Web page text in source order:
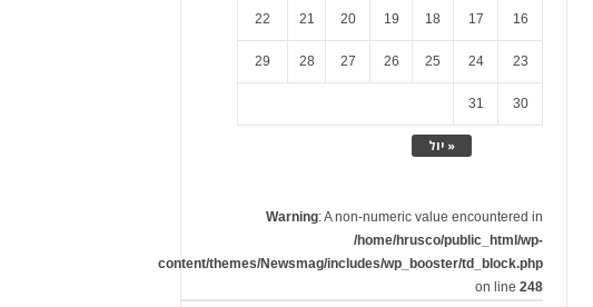
« יול
16
17
18
19
20
21
22
23
24
25
26
27
28
29
30
31
Warning: A non-numeric value encountered in
/home/hrusco/public_html/wp-
content/themes/Newsmag/includes/wp_booster/td_block.php
on line248